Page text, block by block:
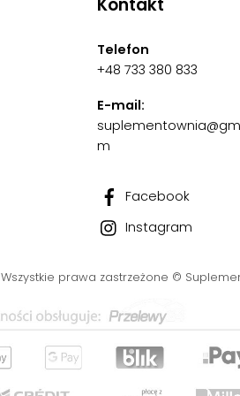
Kontakt
Telefon
+48 733 380 833
E-mail:
m
Facebook
Instagram
Wszystkie prawa zastrzeżone ©